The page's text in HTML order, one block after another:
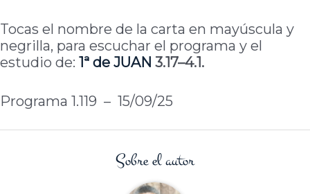
Tocas el nombre de la carta en mayúscula y
negrilla, para escuchar el programa y el
estudio de: 1ª de JUAN 3.17–4.1.
Programa 1.119 – 15/09/25
Sobre el autor